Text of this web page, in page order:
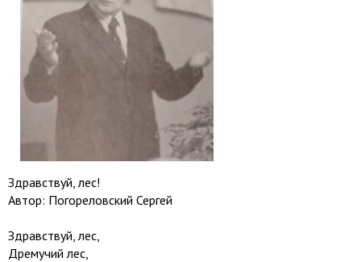
Здравствуй, лес!
Автор: Погореловский Сергей
Здравствуй, лес,
Дремучий лес,